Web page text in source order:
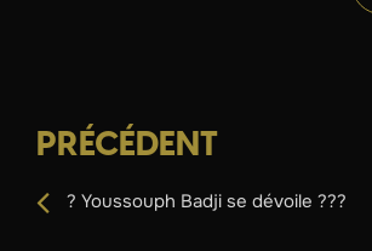
PRÉCÉDENT
? Youssouph Badji se dévoile ???